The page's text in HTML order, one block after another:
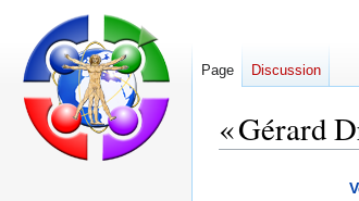
« Gérard
Page Discussion